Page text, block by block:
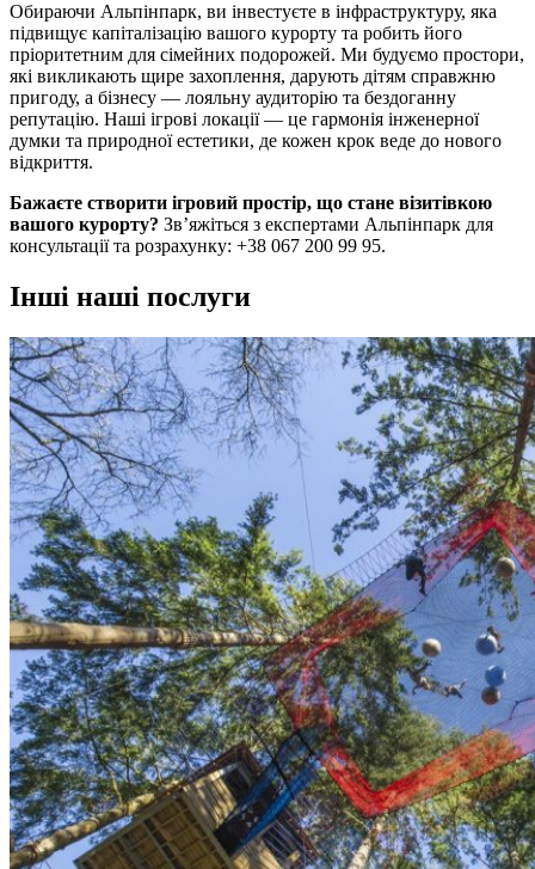
Обираючи Альпінпарк, ви інвестуєте в інфраструктуру, яка
підвищує капіталізацію вашого курорту та робить його
пріоритетним для сімейних подорожей. Ми будуємо простори,
які викликають щире захоплення, дарують дітям справжню
пригоду, а бізнесу — лояльну аудиторію та бездоганну
репутацію. Наші ігрові локації — це гармонія інженерної
думки та природної естетики, де кожен крок веде до нового
відкриття.
Бажаєте створити ігровий простір, що стане візитівкою
вашого курорту? Зв’яжіться з експертами Альпінпарк для
консультації та розрахунку: +38 067 200 99 95.
Інші наші послуги